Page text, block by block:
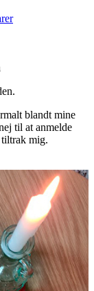
blandt mine
til at anmelde
tiltrak mig.